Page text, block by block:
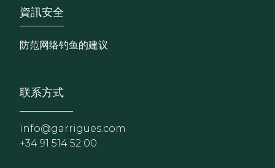
Footer - Extranet y
資訊安全
防范网络钓鱼的建议
联系方式
info@garrigues.com
+34 91 514 52 00